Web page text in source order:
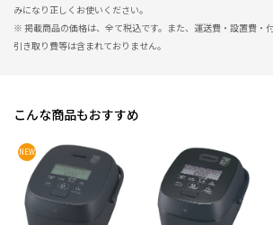
みになり正しくお使いください。
※ 掲載商品の価格は、全て税込です。また、運送費・設置費・
引き取り費等は含まれておりません。
こんな商品もおすすめ
NEW